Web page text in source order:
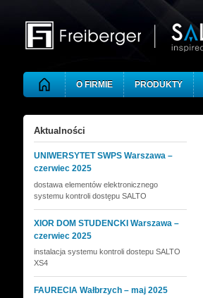
O FIRMIE PRODUKTY
Aktualności
UNIWERSYTET SWPS Warszawa –
czerwiec 2025
dostawa elementów elektronicznego
systemu kontroli dostępu SALTO
XIOR DOM STUDENCKI Warszawa –
czerwiec 2025
instalacja systemu kontroli dostepu SALTO
XS4
FAURECIA Wałbrzych – maj 2025